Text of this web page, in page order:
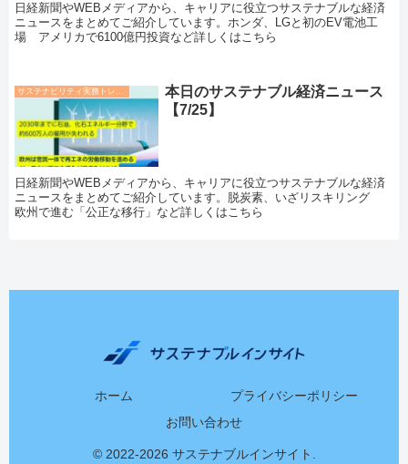
日経新聞やWEBメディアから、キャリアに役立つサステナブルな経済
ニュースをまとめてご紹介しています。ホンダ、LGと初のEV電池工
場 アメリカで6100億円投資など詳しくはこちら
本日のサステナブル経済ニュース
【7/25】
日経新聞やWEBメディアから、キャリアに役立つサステナブルな経済
ニュースをまとめてご紹介しています。脱炭素、いざリスキリング
欧州で進む「公正な移行」など詳しくはこちら
ホーム
プライバシーポリシー
お問い合わせ
© 2022-2026 サステナブルインサイト.